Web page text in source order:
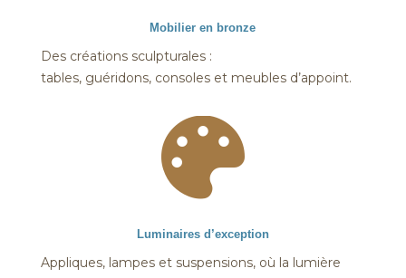
Mobilier en bronze
Des créations sculpturales :
tables, guéridons, consoles et meubles d’appoint.

Luminaires d’exception
Appliques, lampes et suspensions, où la lumière